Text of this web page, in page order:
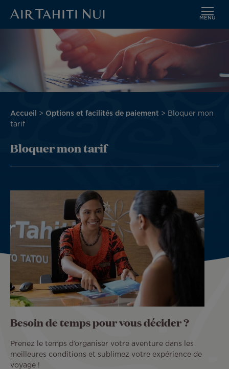
MENU
Fil
d'Ariane
Accueil Options et facilités de paiement
Bloquer mon
tarif
Bloquer mon tarif
Besoin de temps pour vous décider ?
Prenez le temps d’organiser votre aventure dans les
meilleures conditions et sublimez votre expérience de
voyage !